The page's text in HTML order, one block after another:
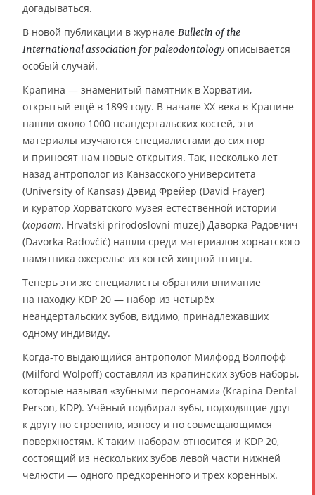
догадываться.
В новой публикации в журнале Bulletin of the
International association for paleodontology описывается
особый случай.
Крапина — знаменитый памятник в Хорватии,
открытый ещё в 1899 году. В начале XX века в Крапине
нашли около 1000 неандертальских костей, эти
материалы изучаются специалистами до сих пор
и приносят нам новые открытия. Так, несколько лет
назад антрополог из Канзасского университета
(University of Kansas) Дэвид Фрейер (David Frayer)
и куратор Хорватского музея естественной истории
(хорват. Hrvatski prirodoslovni muzej) Даворка Радовчич
(Davorka Radovčić) нашли среди материалов хорватского
памятника ожерелье из когтей хищной птицы.
Теперь эти же специалисты обратили внимание
на находку KDP 20 — набор из четырёх
неандертальских зубов, видимо, принадлежавших
одному индивиду.
Когда-то выдающийся антрополог Милфорд Волпофф
(Milford Wolpoff) составлял из крапинских зубов наборы,
которые называл «зубными персонами» (Krapina Dental
Person, KDP). Учёный подбирал зубы, подходящие друг
к другу по строению, износу и по совмещающимся
поверхностям. К таким наборам относится и KDP 20,
состоящий из нескольких зубов левой части нижней
челюсти — одного предкоренного и трёх коренных.